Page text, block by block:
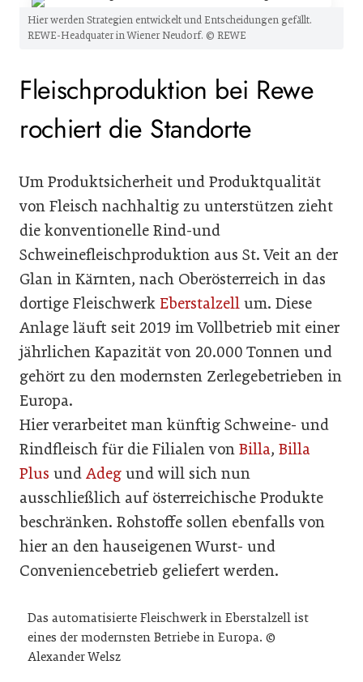
Hier werden Strategien entwickelt und Entscheidungen gefällt.
REWE-Headquater in Wiener Neudorf. © REWE
Fleischproduktion bei Rewe
rochiert die Standorte
Um Produktsicherheit und Produktqualität
von Fleisch nachhaltig zu unterstützen zieht
die konventionelle Rind-und
Schweinefleischproduktion aus St. Veit an der
Glan in Kärnten, nach Oberösterreich in das
dortige Fleischwerk Eberstalzell um. Diese
Anlage läuft seit 2019 im Vollbetrieb mit einer
jährlichen Kapazität von 20.000 Tonnen und
gehört zu den modernsten Zerlegebetrieben in
Europa.
Hier verarbeitet man künftig Schweine- und
Rindfleisch für die Filialen von Billa, Billa
Plus und Adeg und will sich nun
ausschließlich auf österreichische Produkte
beschränken. Rohstoffe sollen ebenfalls von
hier an den hauseigenen Wurst- und
Conveniencebetrieb geliefert werden.
Das automatisierte Fleischwerk in Eberstalzell ist
eines der modernsten Betriebe in Europa. ©
Alexander Welsz